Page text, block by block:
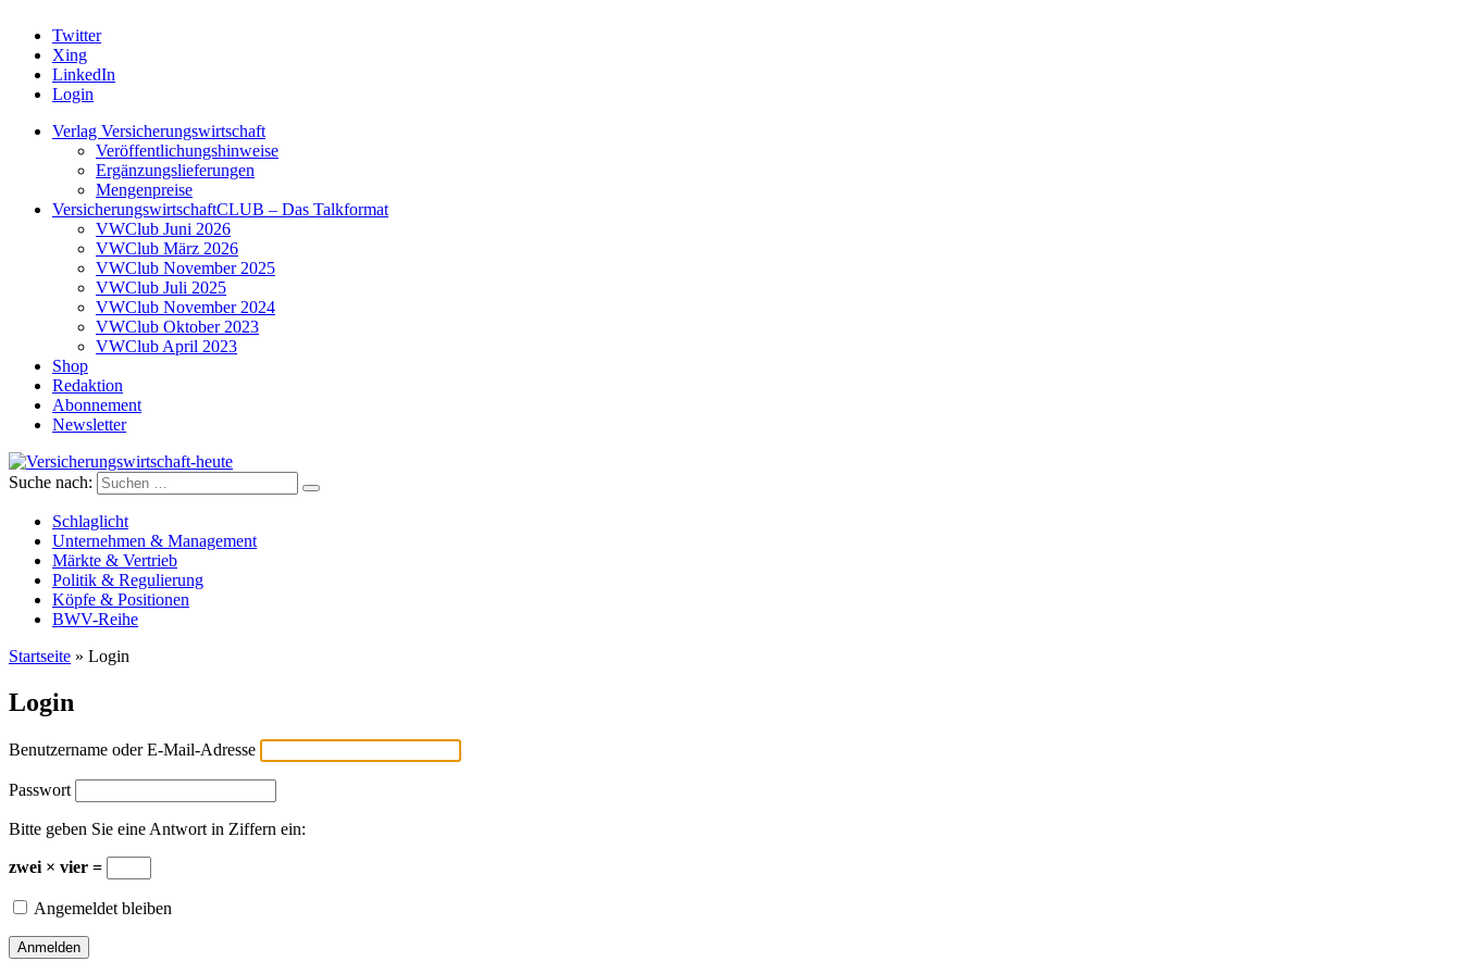
Twitter
Xing
LinkedIn
Login
Verlag Versicherungswirtschaft
Veröffentlichungshinweise
Ergänzungslieferungen
Mengenpreise
VersicherungswirtschaftCLUB – Das Talkformat
VWClub Juni 2026
VWClub März 2026
VWClub November 2025
VWClub Juli 2025
VWClub November 2024
VWClub Oktober 2023
VWClub April 2023
Shop
Redaktion
Abonnement
Newsletter
Versicherungswirtschaft-heute
Suche nach:
Schlaglicht
Unternehmen & Management
Märkte & Vertrieb
Politik & Regulierung
Köpfe & Positionen
BWV-Reihe
Startseite » Login
Login
Benutzername oder E-Mail-Adresse
Passwort
Bitte geben Sie eine Antwort in Ziffern ein:
zwei × vier =
Angemeldet bleiben